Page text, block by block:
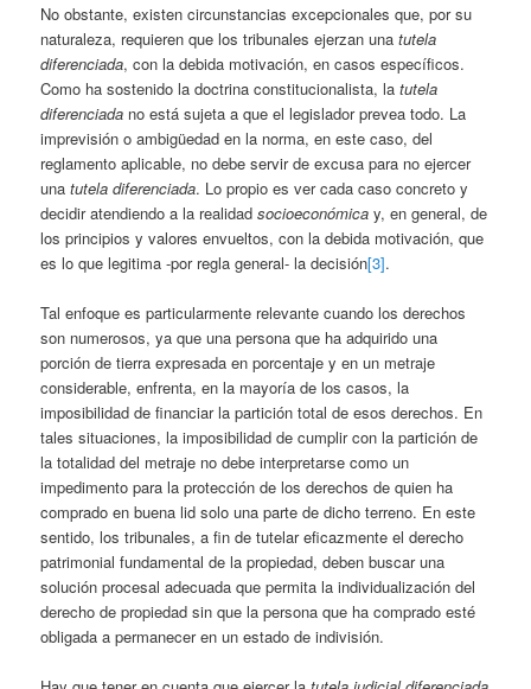
No obstante, existen circunstancias excepcionales que, por su
naturaleza, requieren que los tribunales ejerzan unatutela
diferenciada, con la debida motivación, en casos específicos.
Como ha sostenido la doctrina constitucionalista, latutela
diferenciada no está sujeta a que el legislador prevea todo. La
imprevisión o ambigüedad en la norma, en este caso, del
reglamento aplicable, no debe servir de excusa para no ejercer
unatutela diferenciada. Lo propio es ver cada caso concreto y
decidir atendiendo a la realidadsocioeconómica y, en general, de
los principios y valores envueltos, con la debida motivación, que
es lo que legitima -por regla general- la decisión[3].
Tal enfoque es particularmente relevante cuando los derechos
son numerosos, ya que una persona que ha adquirido una
porción de tierra expresada en porcentaje y en un metraje
considerable, enfrenta, en la mayoría de los casos, la
imposibilidad de financiar la partición total de esos derechos. En
tales situaciones, la imposibilidad de cumplir con la partición de
la totalidad del metraje no debe interpretarse como un
impedimento para la protección de los derechos de quien ha
comprado en buena lid solo una parte de dicho terreno. En este
sentido, los tribunales, a fin de tutelar eficazmente el derecho
patrimonial fundamental de la propiedad, deben buscar una
solución procesal adecuada que permita la individualización del
derecho de propiedad sin que la persona que ha comprado esté
obligada a permanecer en un estado de indivisión.